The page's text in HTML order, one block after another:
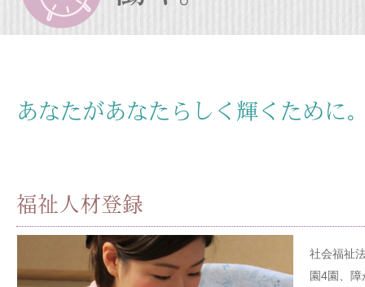
あなたがあなたらしく輝くために
福祉人材登録
社会福祉
園4園、